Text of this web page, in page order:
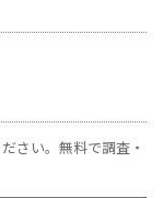
さい。無料で調査・